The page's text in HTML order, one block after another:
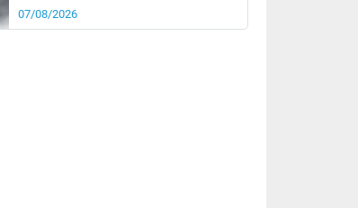
07/08/2026